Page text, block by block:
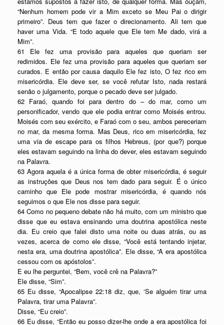
“Nenhum homem pode vir a Mim exceto se Meu Pai o dirigir
primeiro”. Deus tem que fazer o direcionamento. Ali tem que
haver uma Vida. “E todo aquele que Ele tem Me dado, virá a
Mim”.
61 Ele fez uma provisão para aqueles que queriam ser
redimidos. Ele fez uma provisão para aqueles que queriam ser
curados. E então por causa daquilo Ele fez isto, O fez rico em
misericórdia. Ele deve ser, se você refutar Isto, nada restará
senão o julgamento, porque o pecado deve ser julgado.
62 Faraó, quando foi para dentro do – do mar, como um
personificador, vendo que ele podia entrar como Moisés entrou.
Moisés com seu exército, e Faraó com o seu, ambos pereceriam
no mar, da mesma forma. Mas Deus, rico em misericórdia, fez
uma via de escape para os filhos Hebreus, (por que?) porque
eles estavam seguindo na linha do dever, eles estavam seguindo
na Palavra.
63 Agora aquela é a única forma de obter misericórdia, é seguir
as instruções que Deus nos tem dado para seguir. É o único
caminho que Ele pode mostrar misericórdia, é quando nós
seguimos o que Ele nos disse para seguir.
64 Como no pequeno debate não há muito, com um ministro que
disse que eu estava ensinando uma doutrina apostólica neste
dia. Eu creio que falei disto uma noite ou duas atrás, ou as
vezes, acerca de como ele disse, “Você está tentando injetar,
nesta era, uma doutrina apostólica”. Ele disse, “A era apostólica
cessou com os apóstolos”.
E eu lhe perguntei, “Bem, você crê na Palavra?”
Ele disse, “Sim”.
65 Eu disse, “Apocalipse 22:18 diz, que, ‘Se alguém tirar uma
Palavra, tirar uma Palavra”.
Disse, “Eu creio”.
66 Eu disse, “Então eu posso dizer-lhe onde a era apostólica foi